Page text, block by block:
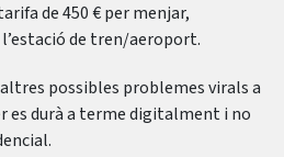
de 450 € per menjar,
de tren/aeroport.
altres possibles problemes virals a
es durà a terme digitalment i no